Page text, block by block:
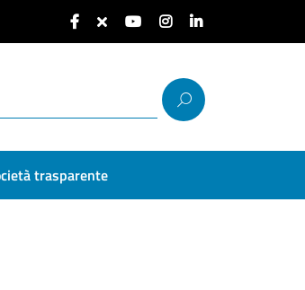
trasparente